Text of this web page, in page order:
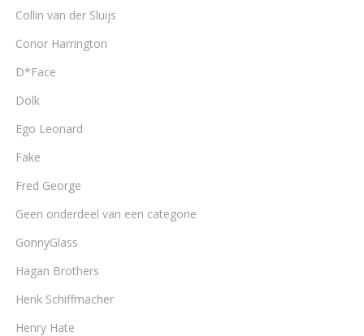
Collin van der Sluijs
Conor Harrington
D*Face
Dolk
Ego Leonard
Fake
Fred George
Geen onderdeel van een categorie
GonnyGlass
Hagan Brothers
Henk Schiffmacher
Henry Hate